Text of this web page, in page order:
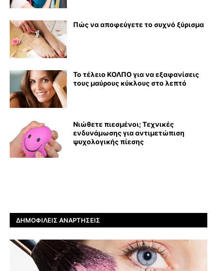
Πώς να αποφεύγετε το συχνό ξύρισμα
Το τέλειο ΚΟΛΠΟ για να εξαφανίσεις
τους μαύρους κύκλους στο λεπτό
Νιώθετε πιεσμένοι; Τεχνικές
ενδυνάμωσης για αντιμετώπιση
ψυχολογικής πίεσης
ΔΗΜΟΦΙΛΕΊΣ ΑΝΑΡΤΉΣΕΙΣ